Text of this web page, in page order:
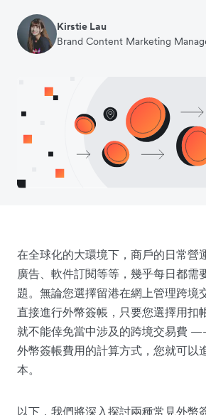
Kirstie Lau
Brand Content Marketing
在全球化的大環境下，商戶的日常營
廣告、軟件訂閱等等，幾乎每日都需
題。無論您選擇留港在網上管理跨境
直接進行外幣簽帳，只要您選擇用扣
就不能倖免當中涉及的跨境交易費
外幣簽帳費用的計算方式，您就可以
本。
以下，我們將深入探討兩種常見外幣